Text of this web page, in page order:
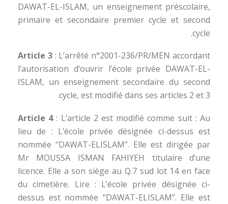
DAWAT-EL-ISLAM, un enseignement préscolaire,
primaire et secondaire premier cycle et second
cycle.
Article 3: L’arrêté n°2001-236/PR/MEN accordant
l’autorisation d’ouvrir l’école privée DAWAT-EL-
ISLAM, un enseignement secondaire du second
cycle, est modifié dans ses articles 2 et 3.
Article 4: L’article 2 est modifié comme suit : Au
lieu de : L’école privée désignée ci-dessus est
nommée “DAWAT-ELISLAM”. Elle est dirigée par
Mr MOUSSA ISMAN FAHIYEH titulaire d’une
licence. Elle a son siège au Q.7 sud lot 14 en face
du cimetière. Lire : L’école privée désignée ci-
dessus est nommée “DAWAT-ELISLAM”. Elle est